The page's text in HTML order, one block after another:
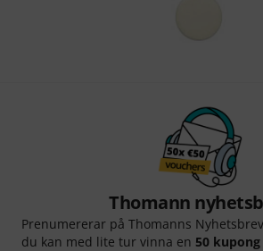
Thomann
Prenumererar på Thomanns
du kan med lite tur vinna en 50 kupong